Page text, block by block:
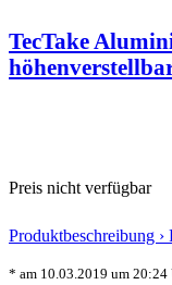
TecTake
Preis nicht verfügbar
Produktbeschreibung ›
* am 10.03.2019 um